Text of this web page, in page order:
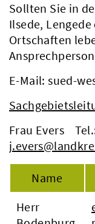
Sollten Sie in
Ilsede,
Ortschaften
E-Mail: sued-
Frau Evers
Name
Herr